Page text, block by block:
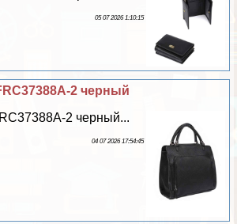
05 07 2026 1:10:15
2 черный
2 черный...
04 07 2026 17:54:45